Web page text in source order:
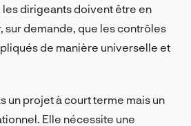
dirigeants doivent être en
sur demande, que les contrôles
de manière universelle et
un projet à court terme mais un
Elle nécessite une